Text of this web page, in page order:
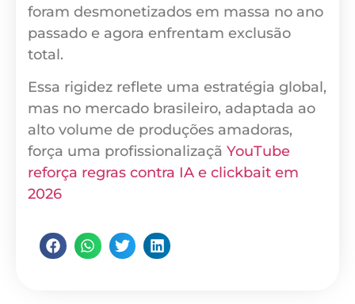
foram desmonetizados em massa no ano
passado e agora enfrentam exclusão
total.
Essa rigidez reflete uma estratégia global,
mas no mercado brasileiro, adaptada ao
alto volume de produções amadoras,
força uma profissionalizaçã YouTube
reforça regras contra IA e clickbait em
2026